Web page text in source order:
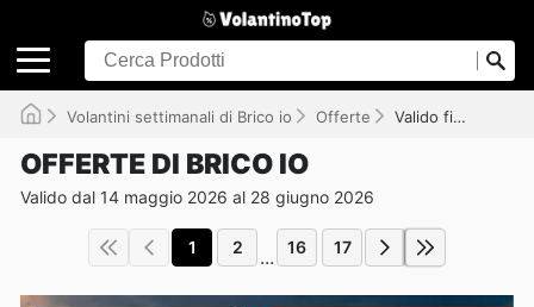
Volantini settimanali di Brico io Offerte Valido fino al 28/06/2026
OFFERTE DI BRICO IO
Valido dal 14 maggio 2026 al 28 giugno 2026
1 2 ... 16 17